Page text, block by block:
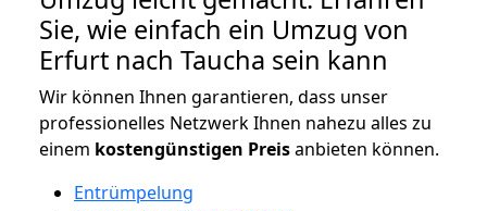
Sie, wie einfach ein Umzug von
Erfurt nach Taucha sein kann
Wir können Ihnen garantieren, dass unser
professionelles Netzwerk Ihnen nahezu alles zu
einem kostengünstigen Preisanbieten können.
Entrümpelung